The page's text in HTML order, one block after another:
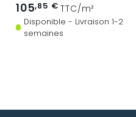
105,85 € TTC/m²
Disponible - Livraison 1-2
semaines